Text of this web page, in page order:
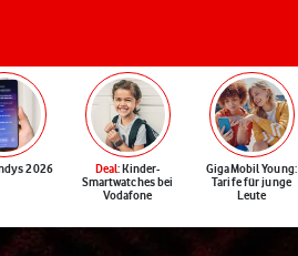
2026 Deal: Kinder-
Smartwatches bei
Vodafone
GigaMobil Young:
Tarife für junge
Leute